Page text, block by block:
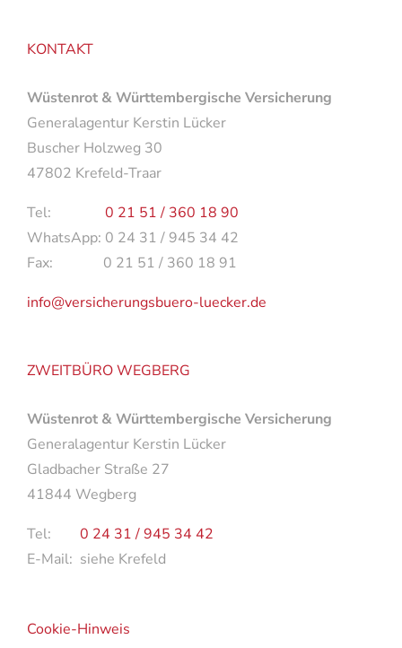
KONTAKT
Wüstenrot & Württembergische Versicherung
Generalagentur Kerstin Lücker
Buscher Holzweg 30
47802 Krefeld-Traar
Tel: 0 21 51 / 360 18 90
WhatsApp: 0 24 31 / 945 34 42
Fax: 0 21 51 / 360 18 91
info@versicherungsbuero-luecker.de
ZWEITBÜRO WEGBERG
Wüstenrot & Württembergische Versicherung
Generalagentur Kerstin Lücker
Gladbacher Straße 27
41844 Wegberg
Tel: 0 24 31 / 945 34 42
E-Mail: siehe Krefeld
Cookie-Hinweis